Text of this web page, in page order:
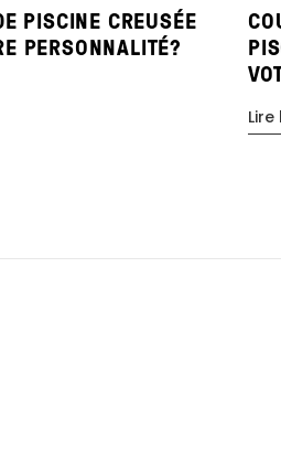
PISCINE CREUSÉE
PERSONNALITÉ?